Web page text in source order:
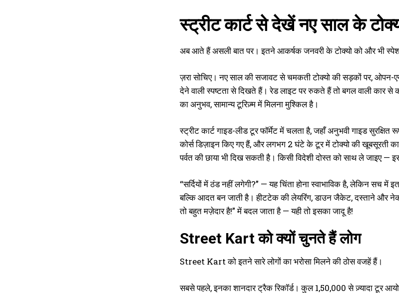
स्ट्रीट कार्ट से देखें नए साल के
अब आते हैं असली बात पर। इतने आकर्षक जनवरी के टोक्यो को और भी
ज़रा सोचिए। नए साल की सजावट से चमकती टोक्यो की सड़कों पर, ओपन-
देने वाली स्पष्टता से दिखते हैं। रेड लाइट पर रुकते हैं तो बगल वाली कार से
का अनुभव, सामान्य टूरिज़्म में मिलना मुश्किल है।
स्ट्रीट कार्ट गाइड-लीड टूर फॉर्मेट में चलता है, जहाँ अनुभवी गाइड
कोर्स डिज़ाइन किए गए हैं, और लगभग 2 घंटे के टूर में टोक्यो की खूबसूरती
पर्वत की छाया भी दिख सकती है। किसी विदेशी दोस्त को साथ ले जाइए —
“सर्दियों में ठंड नहीं लगेगी?” — यह चिंता होना स्वाभाविक है, लेकिन सच में
बल्कि आदत बन जाती है। हीटटेक की लेयरिंग, डाउन जैकेट, दस्ताने और
तो बहुत मज़ेदार है!” में बदल जाता है — यही तो इसका जादू है!
Street Kart को क्यों चुनते हैं लोग
Street Kart को इतने सारे लोगों का भरोसा मिलने की ठोस वजहें हैं।
सबसे पहले, इनका शानदार ट्रैक रिकॉर्ड। कुल 1,50,000 से ज़्यादा टूर